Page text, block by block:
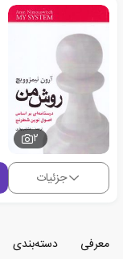
2
جزئیات
معرفی دسته‌بندی